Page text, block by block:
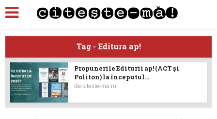
Tag - Editura ap!
Propunerile Editurii ap! (ACT și
Politon) la începutul...
deciteste-ma.ro